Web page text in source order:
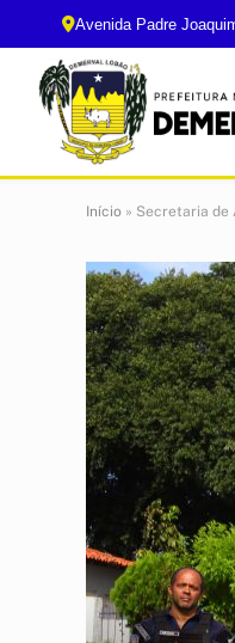
Avenida Padre
Início » Secretaria de